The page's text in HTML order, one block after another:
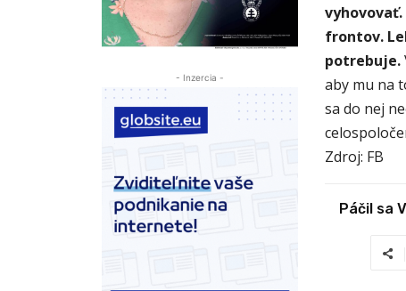
- Inzercia -
frontov.
potrebuje.
aby mu na
sa do nej
Zdroj: FB
Páčil sa